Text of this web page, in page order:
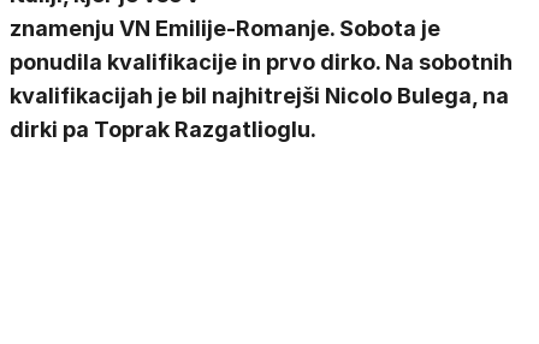
znamenju VN Emilije-Romanje. Sobota je
ponudila kvalifikacije in prvo dirko. Na sobotnih
kvalifikacijah je bil najhitrejši Nicolo Bulega, na
dirki pa Toprak Razgatlioglu.